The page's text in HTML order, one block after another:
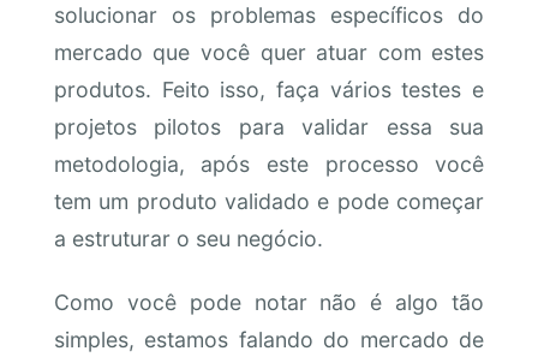
solucionar os problemas específicos do
mercado que você quer atuar com estes
produtos. Feito isso, faça vários testes e
projetos pilotos para validar essa sua
metodologia, após este processo você
tem um produto validado e pode começar
a estruturar o seu negócio.
Como você pode notar não é algo tão
simples, estamos falando do mercado de